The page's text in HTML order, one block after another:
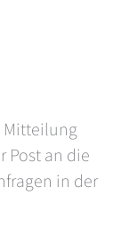
Mitteilung
Post an die
in der